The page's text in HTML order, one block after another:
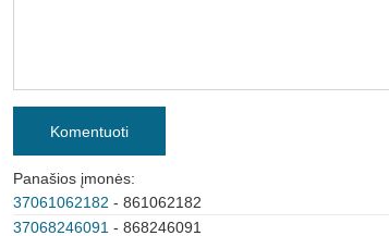
Komentuoti
Panašios įmonės:
37061062182 - 861062182
37068246091 - 868246091